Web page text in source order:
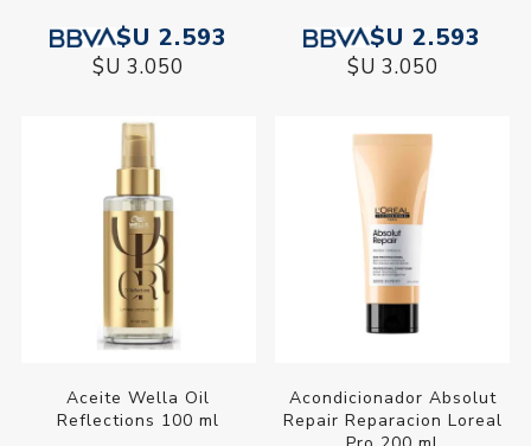
$U 2.593
$U 3.050
$U 2.593
$U 3.050
Aceite Wella Oil
Reflections 100 ml
Acondicionador Absolut
Repair Reparacion Loreal